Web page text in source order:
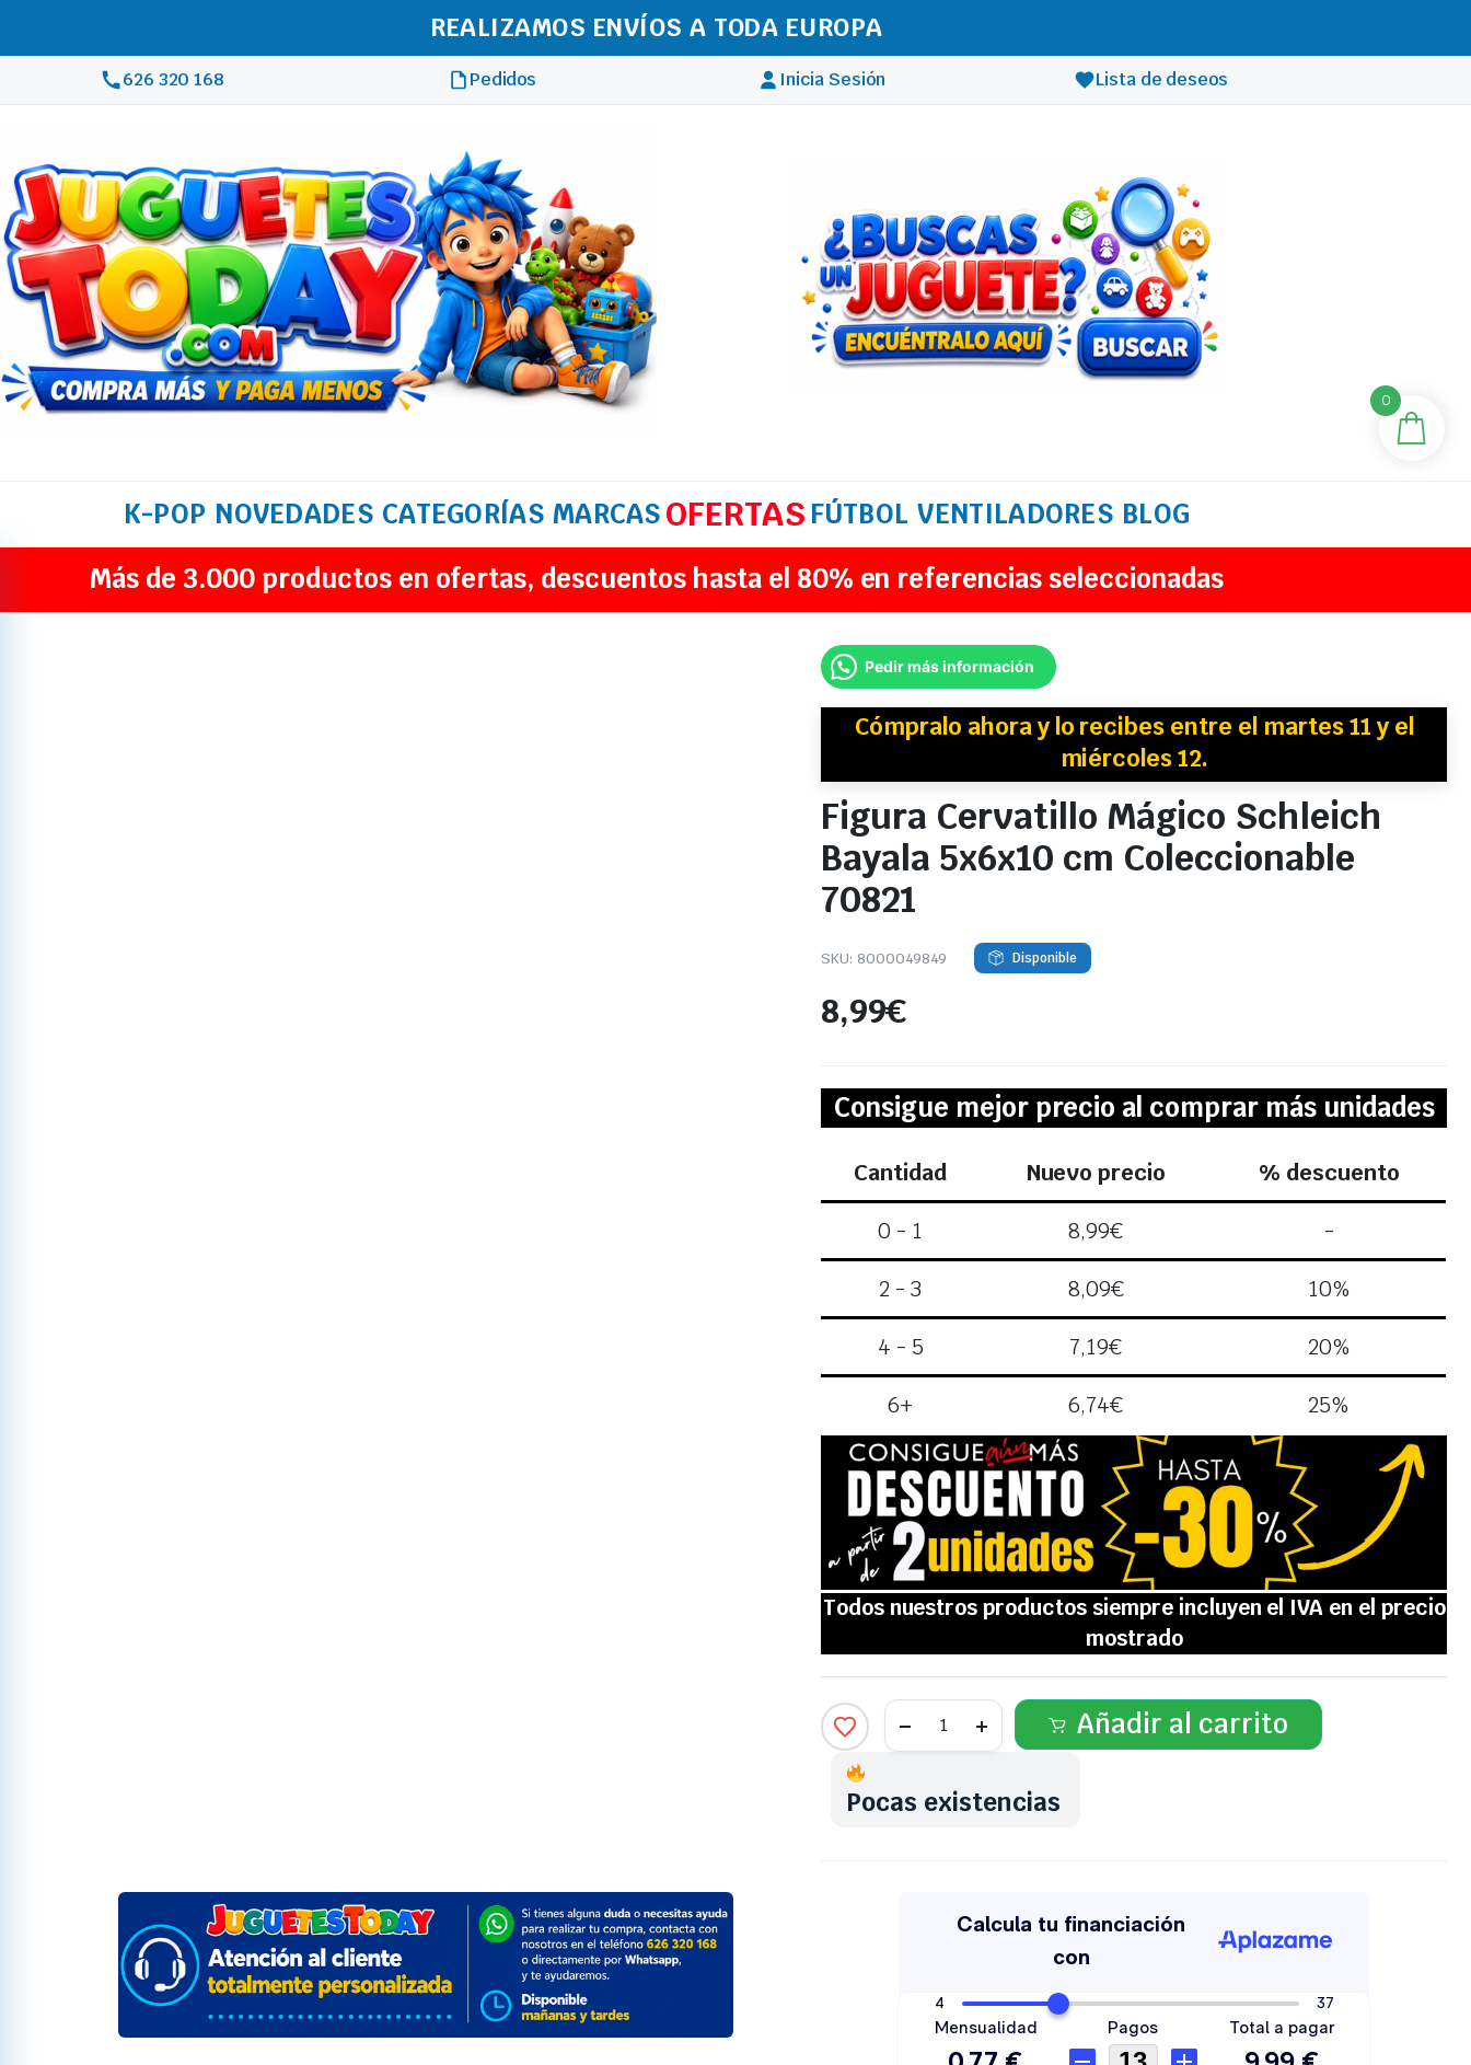
REALIZAMOS ENVÍOS A TODA EUROPA
626 320 168 Pedidos Inicia Sesión Lista de deseos
K-POP NOVEDADES CATEGORÍAS MARCASOFERTAS FÚTBOL VENTILADORES BLOG
Más de 3.000 productos en ofertas, descuentos hasta el 80% en referencias seleccionadas
Pedir más información
Cómpralo ahora y lo recibes entre el martes 11 y el
miércoles 12.
Figura Cervatillo Mágico Schleich
Bayala 5x6x10 cm Coleccionable
70821
SKU: 8000049849 Disponible
8,99€
Consigue mejor precio al comprar más unidades
Cantidad Nuevo precio % descuento
0 - 1 8,99€ -
2 - 3 8,09€ 10%
4 - 5 7,19€ 20%
6+ 6,74€ 25%
Añadir al carrito
Pocas existencias
0